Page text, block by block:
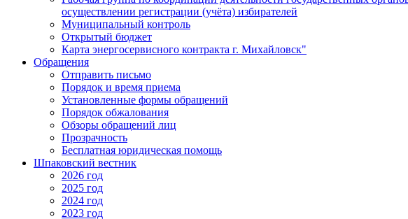
осуществлении регистрации (учёта) избирателей
Муниципальный контроль
Открытый бюджет
Карта энергосервисного контракта г. Михайловск"
Обращения
Отправить письмо
Порядок и время приема
Установленные формы обращений
Порядок обжалования
Обзоры обращений лиц
Прозрачность
Бесплатная юридическая помощь
Шпаковский вестник
2026 год
2025 год
2024 год
2023 год